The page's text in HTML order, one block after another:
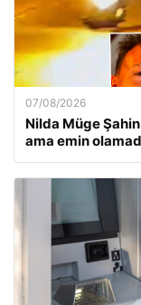
07/08/2026
Nilda Müge
ama emin